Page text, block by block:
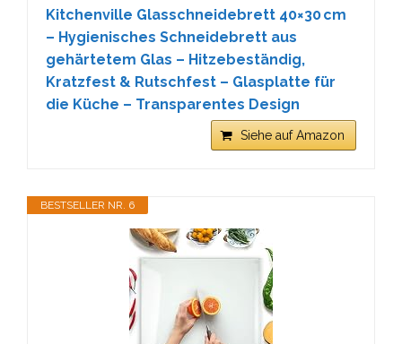
Kitchenville Glasschneidebrett 40×30 cm
– Hygienisches Schneidebrett aus
gehärtetem Glas – Hitzebeständig,
Kratzfest & Rutschfest – Glasplatte für
die Küche – Transparentes Design
Siehe auf Amazon
BESTSELLER NR. 6